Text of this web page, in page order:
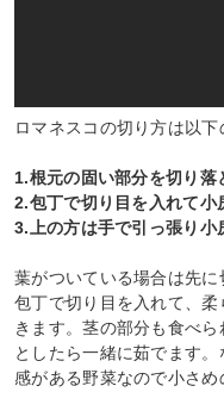
ロマネスコの切り方は以下
1.根元の固い部分を切り落
2.包丁で切り目を入れて小
3.上の方は手で引っ張り小
葉がついている場合は先
包丁で切り目を入れて、
きます。茎の部分も食べ
としたら一緒に茹でます
感がある野菜なので小さめ